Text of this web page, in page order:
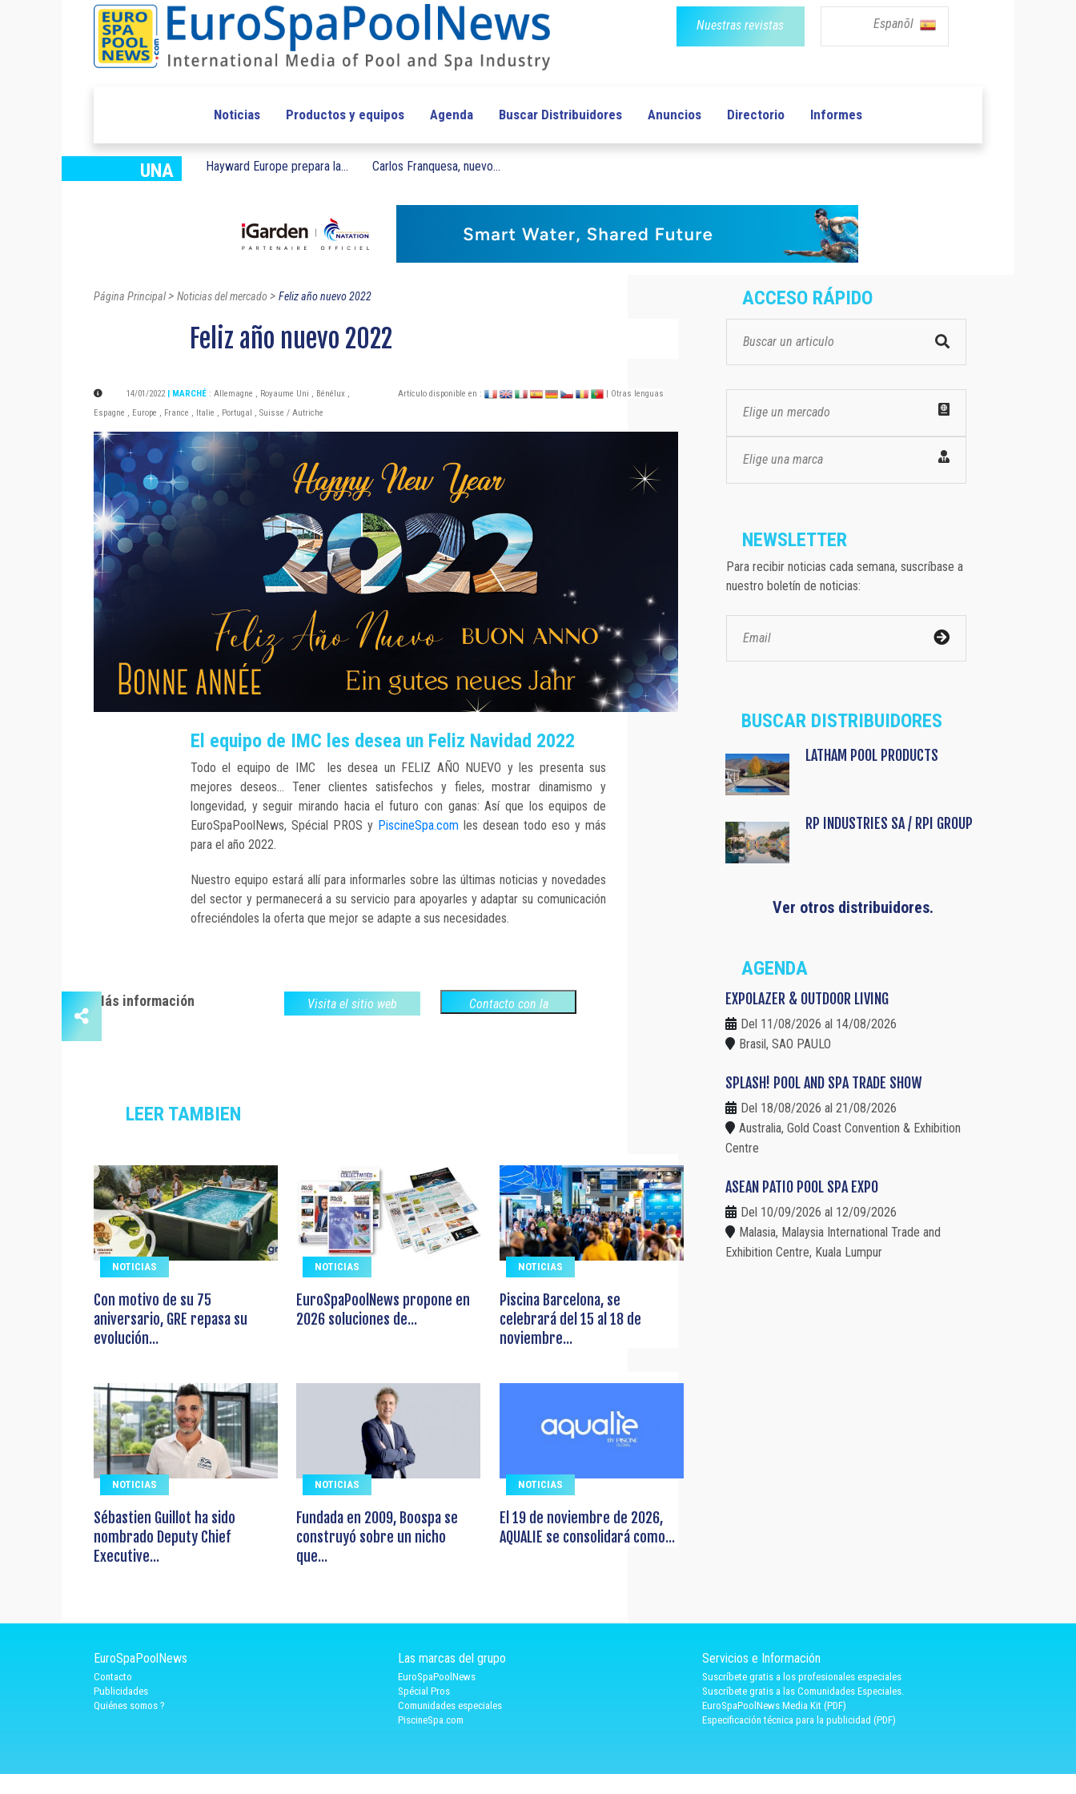
Nuestras revistas Espanõl
Noticias Productos y equipos Agenda Buscar Distribuidores Anuncios Directorio Informes
UNA Hayward Europe prepara la... Carlos Franquesa, nuevo...
Página Principal> Noticias del mercado > Feliz año nuevo 2022
Feliz año nuevo 2022
14/01/2022 | MARCHÉ : Allemagne , Royaume Uni , Bénélux ,
Espagne , Europe , France , Italie , Portugal , Suisse / Autriche
Artículo disponible en : | Otras lenguas
El equipo de IMC les desea un Feliz Navidad 2022
Todo el equipo de IMC les desea un FELIZ AÑO NUEVO y les presenta sus
mejores deseos... Tener clientes satisfechos y fieles, mostrar dinamismo y
longevidad, y seguir mirando hacia el futuro con ganas: Así que los equipos de
EuroSpaPoolNews, Spécial PROS y PiscineSpa.com les desean todo eso y más
para el año 2022.
Nuestro equipo estará allí para informarles sobre las últimas noticias y novedades
del sector y permanecerá a su servicio para apoyarles y adaptar su comunicación
ofreciéndoles la oferta que mejor se adapte a sus necesidades.
Más información Visita el sitio web
Contacto con la
LEER TAMBIEN
NOTICIAS
Con motivo de su 75
aniversario, GRE repasa su
evolución...
NOTICIAS
EuroSpaPoolNews propone en
2026 soluciones de...
NOTICIAS
Piscina Barcelona, se
celebrará del 15 al 18 de
noviembre...
NOTICIAS
Sébastien Guillot ha sido
nombrado Deputy Chief
Executive...
NOTICIAS
Fundada en 2009, Boospa se
construyó sobre un nicho
que...
NOTICIAS
El 19 de noviembre de 2026,
AQUALIE se consolidará como...
ACCESO RÁPIDO
Elige un mercado
Elige una marca
NEWSLETTER
Para recibir noticias cada semana, suscríbase a
nuestro boletín de noticias:
BUSCAR DISTRIBUIDORES
LATHAM POOL PRODUCTS
RP INDUSTRIES SA / RPI GROUP
Ver otros distribuidores.
AGENDA
EXPOLAZER & OUTDOOR LIVING
Del 11/08/2026 al 14/08/2026
Brasil, SAO PAULO
SPLASH! POOL AND SPA TRADE SHOW
Del 18/08/2026 al 21/08/2026
Australia, Gold Coast Convention & Exhibition
Centre
ASEAN PATIO POOL SPA EXPO
Del 10/09/2026 al 12/09/2026
Malasia, Malaysia International Trade and
Exhibition Centre, Kuala Lumpur
EuroSpaPoolNews
Contacto
Publicidades
Quiénes somos ?
Las marcas del grupo
EuroSpaPoolNews
Spécial Pros
Comunidades especiales
PiscineSpa.com
Servicios e Información
Suscríbete gratis a los profesionales especiales
Suscríbete gratis a las Comunidades Especiales.
EuroSpaPoolNews Media Kit (PDF)
Especificación técnica para la publicidad (PDF)